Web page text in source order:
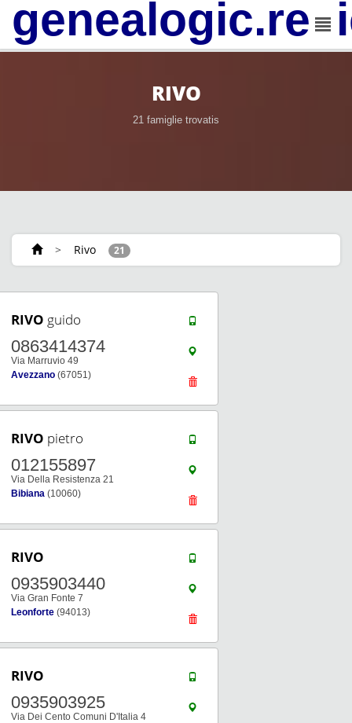
RIVO
21 famiglie trovatis
> Rivo 21
RIVO guido
0863414374
Via Marruvio 49
Avezzano (67051)
RIVO pietro
012155897
Via Della Resistenza 21
Bibiana (10060)
RIVO
0935903440
Via Gran Fonte 7
Leonforte (94013)
RIVO
0935903925
Via Dei Cento Comuni D'Italia 4